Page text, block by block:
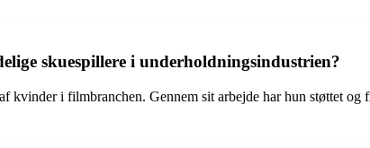
skuespillere i underholdningsindustrien?
kvinder i filmbranchen. Gennem sit arbejde har hun støttet